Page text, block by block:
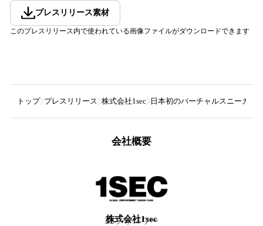
プレスリリース素材
このプレスリリース内で使われている画像ファイルがダウンロードできます
トップ プレスリリース 株式会社1sec 日本初のバーチャルスニーカー
会社概要
株式会社1sec
22フォロワー